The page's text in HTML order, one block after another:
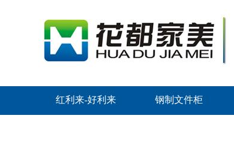
红利来-好利来 钢制文件柜